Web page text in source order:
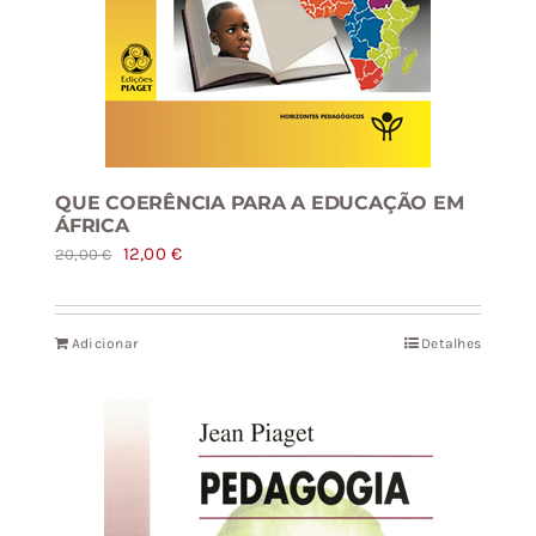
QUE COERÊNCIA PARA A EDUCAÇÃO EM
ÁFRICA
20,00€
O
original
era:
12,00€O
atual
Adicionar Detalhes